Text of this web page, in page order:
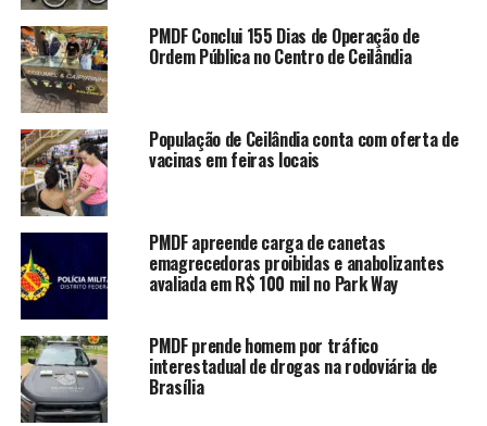
emagrecedoras proibidas e
anabolizantes avaliada em R$ 100
PMDF prende homem por tráfico
interestadual de drogas na
A motocicleta foi preservada e a equipe encaminhou o
caso à 15ª Delegacia de Polícia para as medidas cabíveis.
Nenhum suspeito foi encontrado ou detido no local.
TAGS: CEILÂNDIA FURTADA
MOTOCICLETA
OCORRÊNCIAS
PMDF POLÍCIA
RECUPERA
PMDF Conclui 155 Dias de Operação de
Ordem Pública no Centro de Ceilândia
População de Ceilândia conta com oferta de
vacinas em feiras locais
PMDF apreende carga de canetas
emagrecedoras proibidas e anabolizantes
avaliada em R$ 100 mil no Park Way
PMDF prende homem por tráfico
interestadual de drogas na rodoviária de
Brasília